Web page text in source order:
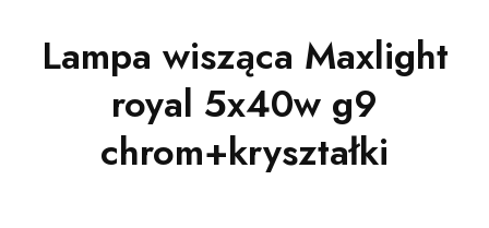
Lampa wisząca Maxlight
royal 5x40w g9
chrom+kryształki